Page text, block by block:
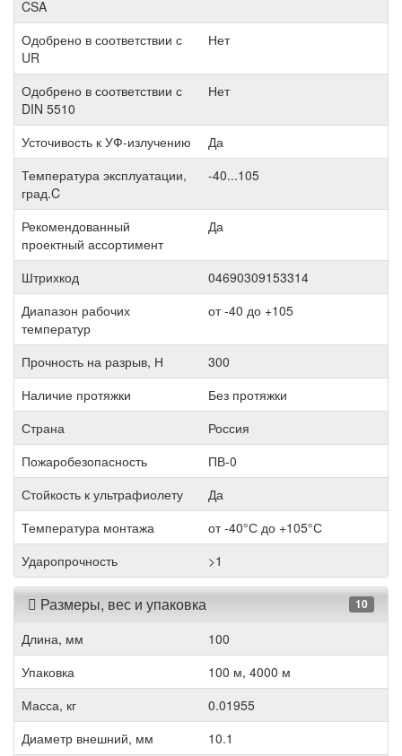
CSA
Одобрено в соответствии с
UR
Нет
Одобрено в соответствии с
DIN 5510
Нет
Усточивость к УФ-излучению
Да
Температура эксплуатации,
град.C
-40...105
Рекомендованный
проектный ассортимент
Да
Штрихкод
04690309153314
Диапазон рабочих
температур
от -40 до +105
Прочность на разрыв, Н
300
Наличие протяжки
Без протяжки
Страна
Россия
Пожаробезопасность
ПВ-0
Стойкость к ультрафиолету
Да
Температура монтажа
от -40°С до +105°С
Ударопрочность
>1
Размеры, вес и упаковка 10
Длина, мм
100
Упаковка
100 м, 4000 м
Масса, кг
0.01955
Диаметр внешний, мм
10.1